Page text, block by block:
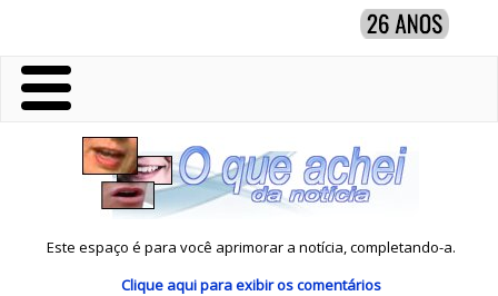
Este espaço é para você aprimorar a notícia, completando-a.
Clique aquipara exibir os comentários